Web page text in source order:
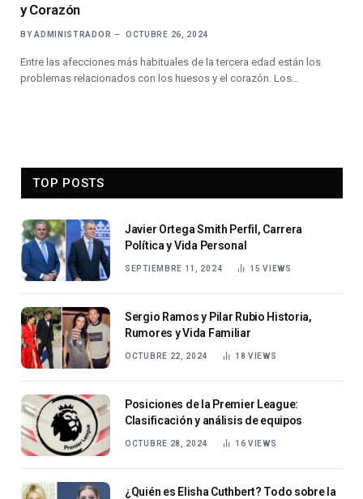
y Corazón
BY ADMINISTRADOR OCTUBRE 26, 2024
Entre las afecciones más habituales de la tercera edad están los
problemas relacionados con los huesos y el corazón. Los…
TOP POSTS
Javier Ortega Smith Perfil, Carrera
Política y Vida Personal
SEPTIEMBRE 11, 2024 15VIEWS
Sergio Ramos y Pilar Rubio Historia,
Rumores y Vida Familiar
OCTUBRE 22, 2024 18VIEWS
Posiciones de la Premier League:
Clasificación y análisis de equipos
OCTUBRE 28, 2024 16VIEWS
¿Quién es Elisha Cuthbert? Todo sobre la